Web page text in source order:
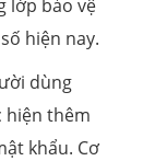
lớp bảo vệ
hiện nay.
dùng
hiện thêm
khẩu. Cơ